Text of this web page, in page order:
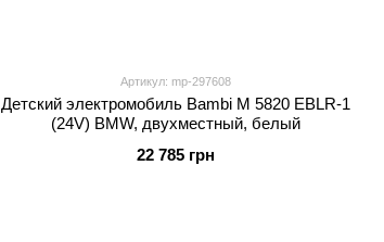
Артикул: mp-297608
Детский электромобиль Bambi M 5820 EBLR-1
(24V) BMW, двухместный, белый
22 785 грн